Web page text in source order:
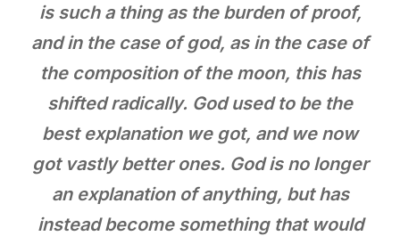
is such a thing as the burden of proof,
and in the case of god, as in the case of
the composition of the moon, this has
shifted radically. God used to be the
best explanation we got, and we now
got vastly better ones. God is no longer
an explanation of anything, but has
instead become something that would